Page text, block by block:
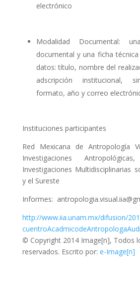
electrónico
Modalidad Documental:
documental y una ficha
datos: título, nombre del
adscripción institucional,
formato, año y correo
Instituciones participantes
Red Mexicana de Antropología
Investigaciones
Investigaciones Multidisciplinarias
y el Sureste
Informes:
http://www.iia.unam.mx/difusion/
© Copyright 2014 Image[n], Todos
reservados. Escrito por: e-Image[n]